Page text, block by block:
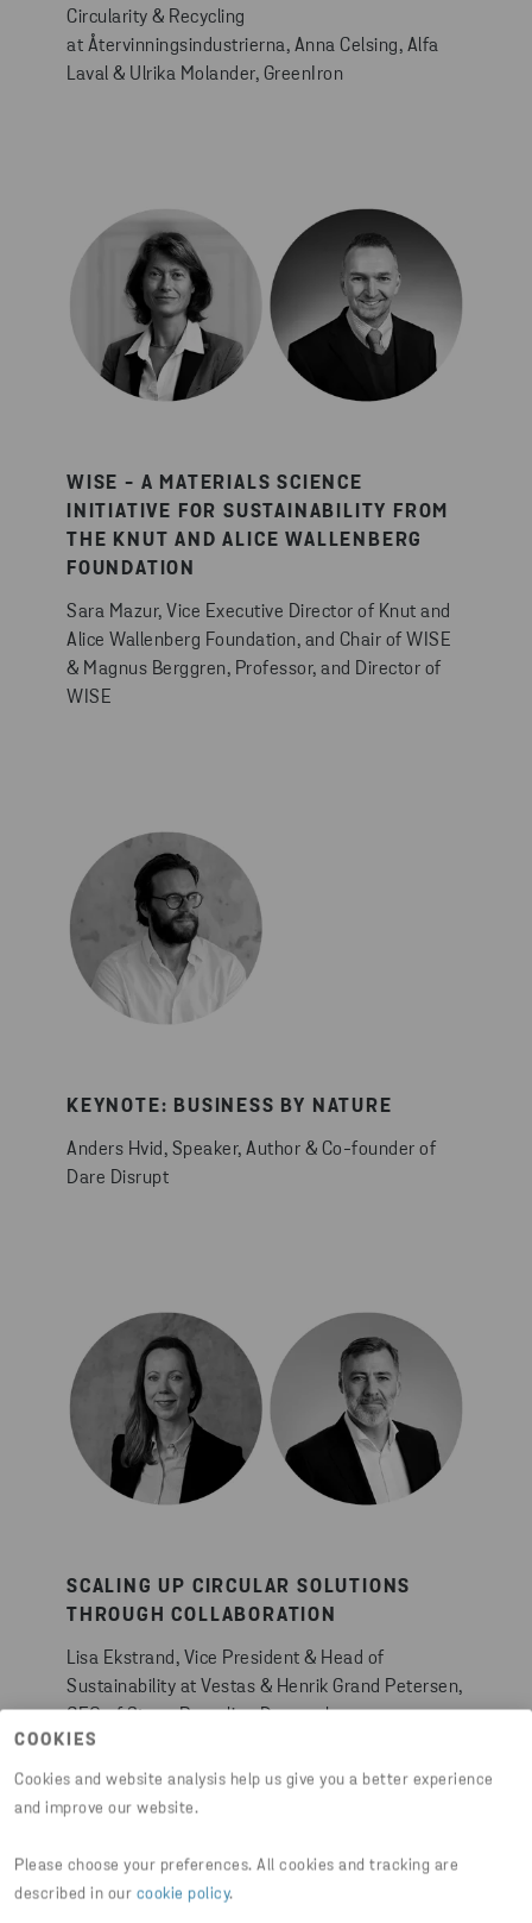
COOKIES
Cookies and website analysis help us give you a better experience
and improve our website.
Please choose your preferences. All cookies and tracking are
described in our cookie policy.
Circularity & Recycling
at Återvinningsindustrierna, Anna Celsing, Alfa
Laval & Ulrika Molander, GreenIron
WISE - A MATERIALS SCIENCE
INITIATIVE FOR SUSTAINABILITY FROM
THE KNUT AND ALICE WALLENBERG
FOUNDATION
Sara Mazur, Vice Executive Director of Knut and
Alice Wallenberg Foundation, and Chair of WISE
& Magnus Berggren, Professor, and Director of
WISE
KEYNOTE: BUSINESS BY NATURE
Anders Hvid, Speaker, Author & Co-founder of
Dare Disrupt
SCALING UP CIRCULAR SOLUTIONS
THROUGH COLLABORATION
Lisa Ekstrand, Vice President & Head of
Sustainability at Vestas & Henrik Grand Petersen,
CEO of Stena Recycling Denmark